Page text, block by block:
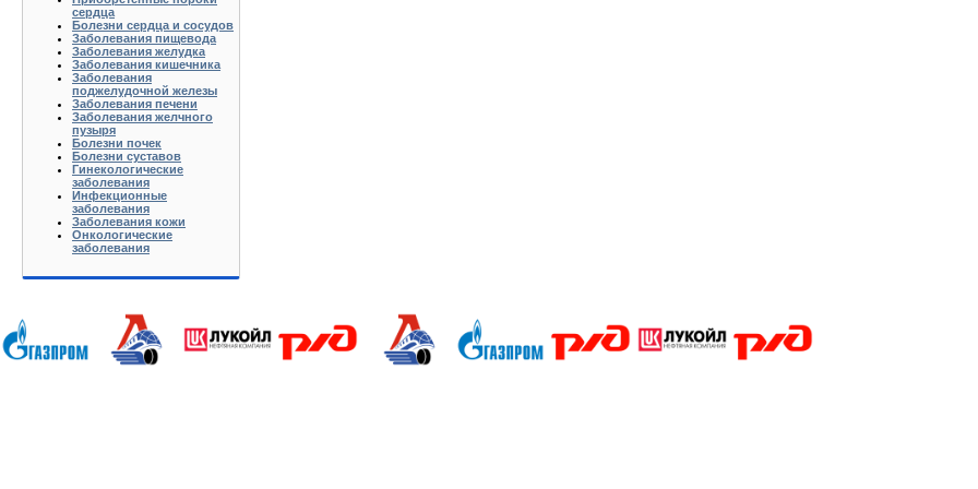
сердца
Болезни сердца и сосудов
Заболевания пищевода
Заболевания желудка
Заболевания кишечника
Заболевания
поджелудочной железы
Заболевания печени
Заболевания желчного
пузыря
Болезни почек
Болезни суставов
Гинекологические
заболевания
Инфекционные
заболевания
Заболевания кожи
Онкологические
заболевания